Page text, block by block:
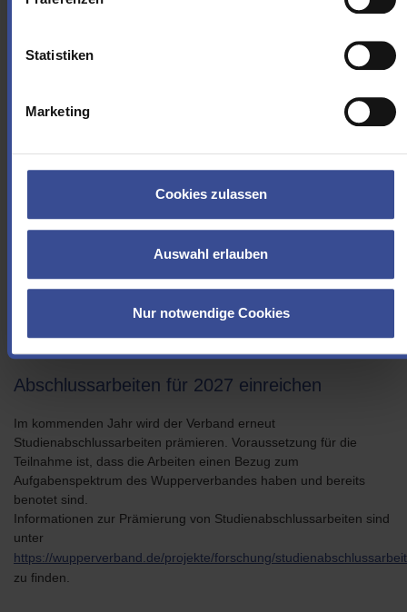
Statistiken
Marketing
Cookies zulassen
Auswahl erlauben
Nur notwendige Cookies
Lammers aus Schiefbahn. In seiner Masterarbeit an der Radboud
University Nijmegen untersuchte er "Deep Learning Based
im Kontext des Projekts Bergisches Hochwassermeldesystem 4.0
untersuchte das enorme Potenzial Künstlicher Intelligenz (KI).
beeindruckt", freut sich Wupperverbands-Vorstand Ingo Noppen
anlässlich der Prämierung. "Es zeigt sich, die Wasserwirtschaft
Und die prämierten Arbeiten liefern uns viele konkrete
Ansatzpunkte und Hilfestellungen für unsere tägliche Arbeit."
Abschlussarbeiten für 2027 einreichen
Im kommenden Jahr wird der Verband erneut
Studienabschlussarbeiten prämieren. Voraussetzung für die
Teilnahme ist, dass die Arbeiten einen Bezug zum
Aufgabenspektrum des Wupperverbandes haben und bereits
benotet sind.
Informationen zur Prämierung von Studienabschlussarbeiten sind
unter
https://wupperverband.de/projekte/forschung/
zu finden.